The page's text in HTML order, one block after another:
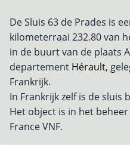
De Sluis 63 de Prades is
kilometerraai 232.80 van
in de buurt van de plaats
departement Hérault,
Frankrijk.
In Frankrijk zelf is de sluis
Het object is in het
France VNF.